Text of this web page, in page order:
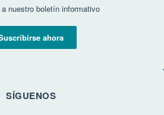
nuestro boletín informativo
ahora
SÍGUENOS